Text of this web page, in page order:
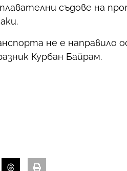
съдове на
не е направило
Курбан Байрам.